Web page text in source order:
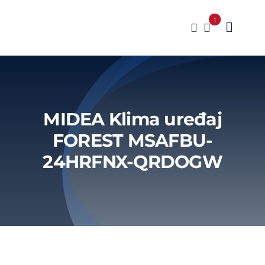
1
Toggle
MIDEA Klima uređaj
FOREST MSAFBU-
24HRFNX-QRDOGW